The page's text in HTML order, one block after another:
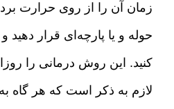
زمان آن را از روی حرارت
حوله و یا پارچه‌ای قرار دهید
کنید. این روش درمانی را
لازم به ذکر است که هر گاه